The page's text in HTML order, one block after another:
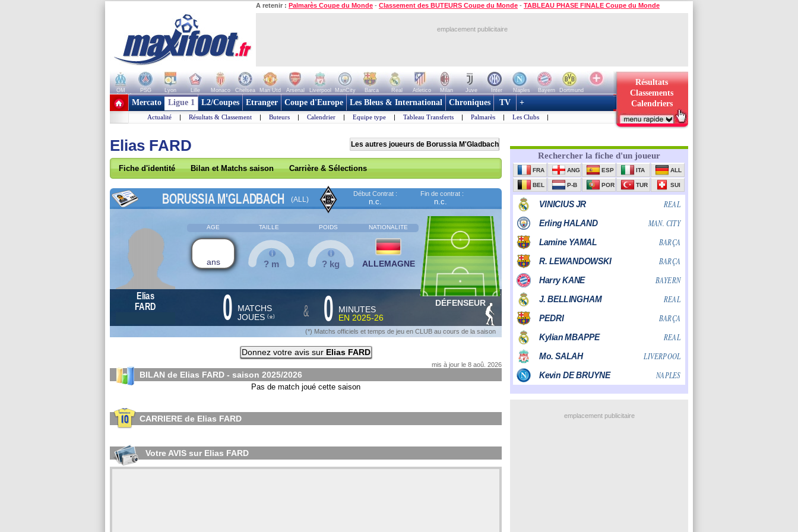
A retenir : Palmarès Coupe du Monde - Classement des BUTEURS Coupe du Monde - TABLEAU PHASE FINALE Coupe du Monde
emplacement publicitaire
OM PSG Lyon Lille Monaco Chelsea Man Utd Arsenal Liverpool ManCity Barca Real Atletico Milan Juve Inter Naples Bayern
Dortmund
+ de clubs
Résultats
Classements
Calendriers
Mercato Ligue 1 L2/Coupes Etranger Coupe d'Europe Les Bleus & International Chroniques TV +
Actualité | Résultats & Classement | Buteurs | Calendrier | Equipe type | Tableau Transferts | Palmarès | Les Clubs |
Elias FARD Les autres joueurs de Borussia M'Gladbach
Fiche d'identité Bilan et Matchs saison Carrière & Sélections
BORUSSIA M'GLADBACH (ALL)
Début Contrat :
n.c.
Fin de contrat :
n.c.
AGE TAILLE POIDS NATIONALITE
ans ? m ? kg ALLEMAGNE
Elias
FARD
0 MATCHS
JOUES (*) & 0
MINUTES
EN 2025-26
DÉFENSEUR
(*) Matchs officiels et temps de jeu en CLUB au cours de la saison
Donnez votre avis sur Elias FARD
mis à jour le 8 aoû. 2026
BILAN de Elias FARD - saison 2025/2026
Pas de match joué cette saison
CARRIERE de Elias FARD
Votre AVIS sur Elias FARD
emplacement publicitaire